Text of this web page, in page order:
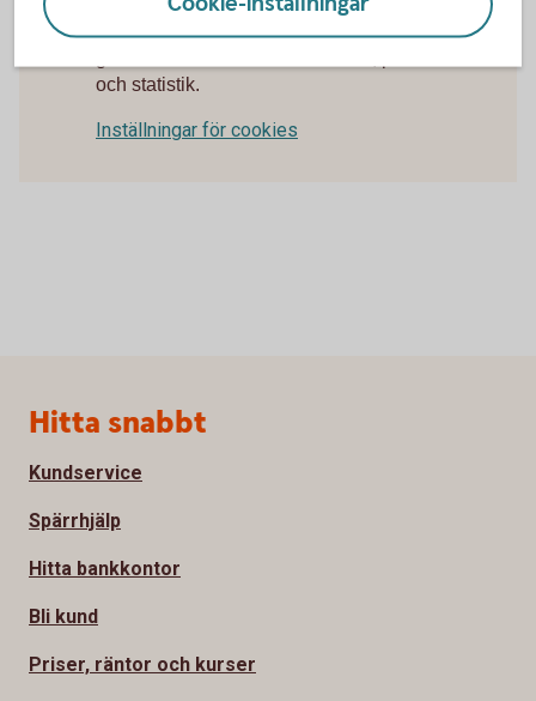
För att se detta innehåll behöver du först
och statistik.
Inställningar för cookies
Sidfot
Hitta snabbt
Kundservice
Spärrhjälp
Hitta bankkontor
Bli kund
Priser, räntor och kurser